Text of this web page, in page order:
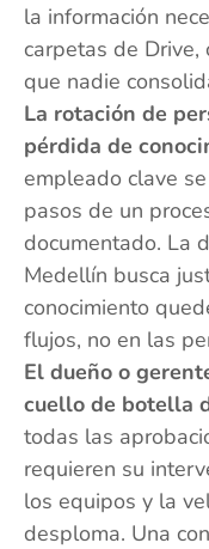
la información
carpetas de
que nadie
La rotación de
pérdida de
empleado clave
pasos de un
documentado. La
Medellín busca
conocimiento
flujos, no en las
El dueño o
cuello de botella
todas las
requieren su
los equipos y la
desploma. Una